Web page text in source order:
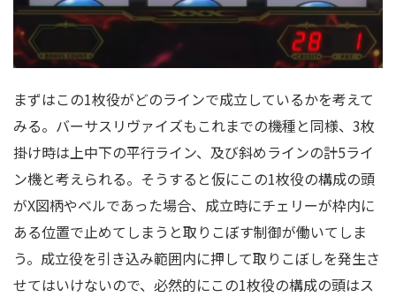
まずはこの1枚役がどのラインで成立しているかを考えて
みる。バーサスリヴァイズもこれまでの機種と同様、3枚
掛け時は上中下の平行ライン、及び斜めラインの計5ライ
ン機と考えられる。そうすると仮にこの1枚役の構成の頭
がX図柄やベルであった場合、成立時にチェリーが枠内に
ある位置で止めてしまうと取りこぼす制御が働いてしま
う。成立役を引き込み範囲内に押して取りこぼしを発生さ
せてはいけないので、必然的にこの1枚役の構成の頭はス